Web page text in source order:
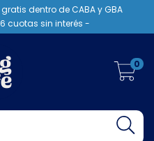
dentro de CABA y GBA
cuotas sin interés -
0